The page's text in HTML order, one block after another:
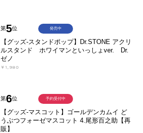
第5位
【グッズ-スタンドポップ】Dr.STONE アクリ
ルスタンド ホワイマンといっしょver. Dr.
ゼノ
￥1,980
発売中
第6位
【グッズ-マスコット】ゴールデンカムイ ど
うぶつフォーゼマスコット 4.尾形百之助【再
販】
予約受付中